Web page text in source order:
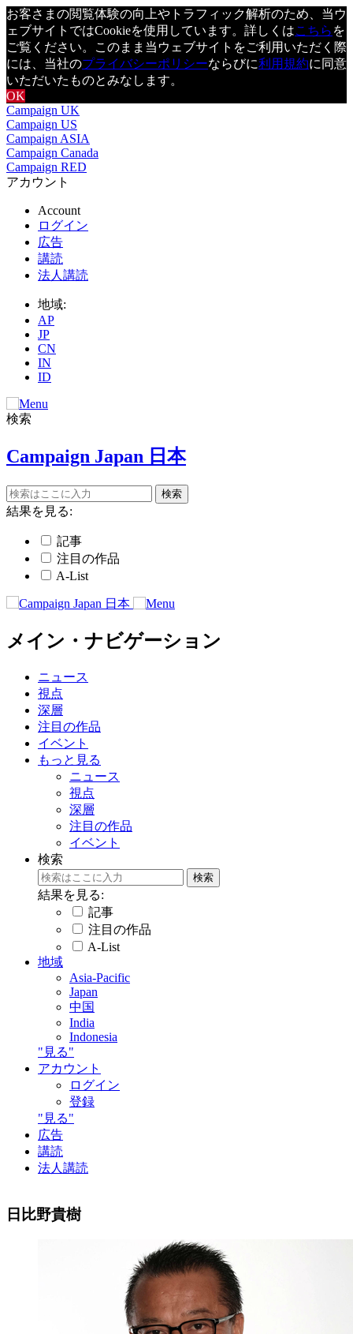
お客さまの閲覧体験の向上やトラフィック解析のため、当ウ
ェブサイトではCookieを使用しています。詳しくはこちら を
ご覧ください。このまま当ウェブサイトをご利用いただく際
には、当社のプライバシーポリシーならびに利用規約に同意
いただいたものとみなします。
OK
Campaign UK
Campaign US
Campaign ASIA
Campaign Canada
Campaign RED
アカウント
Account
ログイン
広告
講読
法人講読
地域:
AP
JP
CN
IN
ID
検索
Campaign Japan 日本
結果を見る:
記事
注目の作品
A-List
メイン・ナビゲーション
ニュース
視点
深層
注目の作品
イベント
もっと見る
ニュース
視点
深層
注目の作品
イベント
検索
結果を見る:
記事
注目の作品
A-List
地域
Asia-Pacific
Japan
中国
India
Indonesia
"見る"
アカウント
ログイン
登録
"見る"
広告
講読
法人講読
日比野貴樹